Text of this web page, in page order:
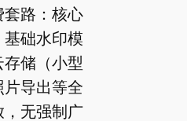
套路：核心
础水印模
储（小型
片导出等全
，无强制广